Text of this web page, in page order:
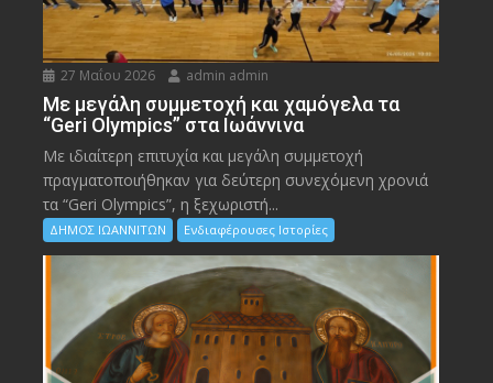
27 Μαΐου 2026 admin admin
Με μεγάλη συμμετοχή και χαμόγελα τα
“Geri Olympics” στα Ιωάννινα
Με ιδιαίτερη επιτυχία και μεγάλη συμμετοχή
πραγματοποιήθηκαν για δεύτερη συνεχόμενη χρονιά
τα “Geri Olympics”, η ξεχωριστή...
ΔΗΜΟΣ ΙΩΑΝΝΙΤΩΝ Ενδιαφέρουσες Ιστορίες